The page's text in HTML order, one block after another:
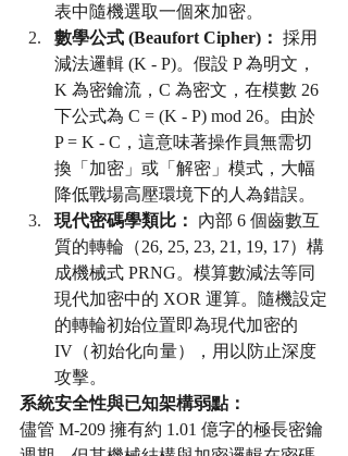
表中隨機選取一個來加密。
數學公式 (Beaufort Cipher)： 採用
減法邏輯 (K - P)。假設 P 為明文，
K 為密鑰流，C 為密文，在模數 26
下公式為 C = (K - P) mod 26。由於
P = K - C，這意味著操作員無需切
換「加密」或「解密」模式，大幅
降低戰場高壓環境下的人為錯誤。
現代密碼學類比：
內部 6 個齒數互
質的轉輪（26, 25, 23, 21, 19, 17）構
成機械式 PRNG。模算數減法等同
現代加密中的 XOR 運算。隨機設定
的轉輪初始位置即為現代加密的
IV（初始化向量），用以防止深度
攻擊。
系統安全性與已知架構弱點：
儘管 M-209 擁有約 1.01 億字的極長密鑰